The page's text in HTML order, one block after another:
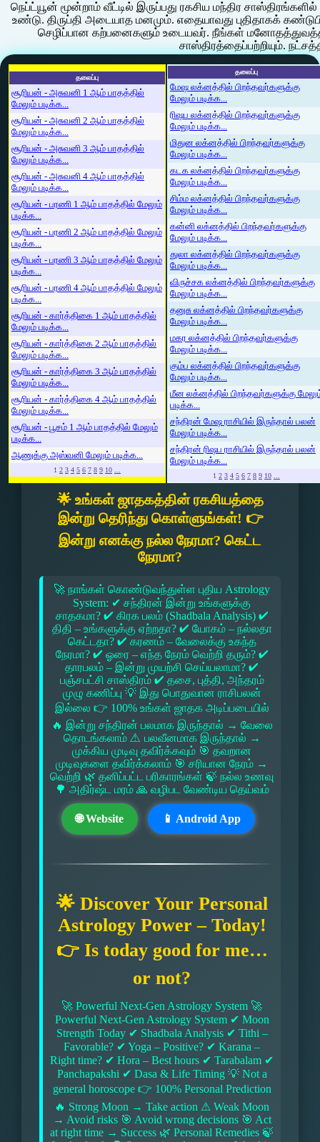
நெப்ட்யூன் மூன்றாம் வீட்டில் இருப்பது ரகசிய மந்திர
உண்டு. திருப்தி அடையாத மனமும். எதையாவது புதிதாகக்
செழிப்பான கற்பனைகளும் உடையவர். நீங்கள்
சாஸ்திரத்தைப்பற்றியும்.
தலைப்பு
சூரியன் - அசுவனி 1 ஆம் பாதத்தில்
மேலும் படிக்க...
சூரியன் - அசுவனி 2 ஆம் பாதத்தில்
மேலும் படிக்க...
சூரியன் - அசுவனி 3 ஆம் பாதத்தில்
மேலும் படிக்க...
சூரியன் - அசுவனி 4 ஆம் பாதத்தில்
மேலும் படிக்க...
சூரியன் - பரணி 1 ஆம் பாதத்தில் மேலும்
படிக்க...
சூரியன் - பரணி 2 ஆம் பாதத்தில் மேலும்
படிக்க...
சூரியன் - பரணி 3 ஆம் பாதத்தில் மேலும்
படிக்க...
சூரியன் - பரணி 4 ஆம் பாதத்தில் மேலும்
படிக்க...
சூரியன் - கார்த்திகை 1 ஆம் பாதத்தில்
மேலும் படிக்க...
சூரியன் - கார்த்திகை 2 ஆம் பாதத்தில்
மேலும் படிக்க...
சூரியன் - கார்த்திகை 3 ஆம் பாதத்தில்
மேலும் படிக்க...
சூரியன் - கார்த்திகை 4 ஆம் பாதத்தில்
மேலும் படிக்க...
சூரியன் - பூசம் 1 ஆம் பாதத்தில் மேலும்
படிக்க...
ஆணுக்கு அஸ்வனி மேலும் படிக்க...
1 2 3 4 5 6 7 8 9 10 ...
தலைப்பு
மேஷ லக்னத்தில் பிறந்தவர்களுக்கு
மேலும் படிக்க...
ரிஷப லக்னத்தில் பிறந்தவர்களுக்கு
மேலும் படிக்க...
மிதுன லக்னத்தில் பிறந்தவர்களுக்கு
மேலும் படிக்க...
கடக லக்னத்தில் பிறந்தவர்களுக்கு
மேலும் படிக்க...
சிம்ம லக்னத்தில் பிறந்தவர்களுக்கு
மேலும் படிக்க...
கன்னி லக்னத்தில் பிறந்தவர்களுக்கு
மேலும் படிக்க...
துலா லக்னத்தில் பிறந்தவர்களுக்கு
மேலும் படிக்க...
விருச்சக லக்னத்தில் பிறந்தவர்களுக்கு
மேலும் படிக்க...
தனுசு லக்னத்தில் பிறந்தவர்களுக்கு
மேலும் படிக்க...
மகர லக்னத்தில் பிறந்தவர்களுக்கு
மேலும் படிக்க...
கும்ப லக்னத்தில் பிறந்தவர்களுக்கு
மேலும் படிக்க...
மீன லக்னத்தில் பிறந்தவர்களுக்கு
படிக்க...
சந்திரன் மேஷ ராசியில் இருந்தால் பலன்
மேலும் படிக்க...
சந்திரன் ரிஷப ராசியில் இருந்தால் பலன்
மேலும் படிக்க...
1 2 3 4 5 6 7 8 9 10 ...
🌟 உங்கள் ஜாதகத்தின் ரகசியத்தை
இன்று தெரிந்து கொள்ளுங்கள்! 👉
இன்று எனக்கு நல்ல நேரமா? கெட்ட
நேரமா?
🚀 நாங்கள் கொண்டுவந்துள்ள புதிய Astrology
System: ✔ சந்திரன் இன்று உங்களுக்கு
சாதகமா? ✔ கிரக பலம் (Shadbala Analysis) ✔
திதி – உங்களுக்கு ஏற்றதா? ✔ யோகம் – நல்லதா
கெட்டதா? ✔ கரணம் – வேலைக்கு உகந்த
நேரமா? ✔ ஓரை – எந்த நேரம் வெற்றி தரும்? ✔
தாரபலம் – இன்று முயற்சி செய்யலாமா? ✔
பஞ்சபட்சி சாஸ்திரம் ✔ தசை, புத்தி, அந்தரம்
முழு கணிப்பு 💡 இது பொதுவான ராசிபலன்
இல்லை 👉 100% உங்கள் ஜாதக அடிப்படையில்
🔥 இன்று சந்திரன் பலமாக இருந்தால் → வேலை
தொடங்கலாம் ⚠ பலவீனமாக இருந்தால் →
முக்கிய முடிவு தவிர்க்கவும் 🎯 தவறான
முடிவுகளை தவிர்க்கலாம் 🎯 சரியான நேரம் →
வெற்றி 🌿 தனிப்பட்ட பரிகாரங்கள் 🍃 நல்ல உணவு
🌳 அதிர்ஷ்ட மரம் 🙏 வழிபட வேண்டிய தெய்வம்
🌐 Website 📱 Android App
🌟 Discover Your Personal
Astrology Power – Today!
👉 Is today good for me…
or not?
🚀 Powerful Next-Gen Astrology System 🚀
Powerful Next-Gen Astrology System ✔ Moon
Strength Today ✔ Shadbala Analysis ✔ Tithi –
Favorable? ✔ Yoga – Positive? ✔ Karana –
Right time? ✔ Hora – Best hours ✔ Tarabalam ✔
Panchapakshi ✔ Dasa & Life Timing 💡 Not a
general horoscope 👉 100% Personal Prediction
🔥 Strong Moon → Take action ⚠ Weak Moon
→ Avoid risks 🎯 Avoid wrong decisions 🎯 Act
at right time → Success 🌿 Personal Remedies 🍃